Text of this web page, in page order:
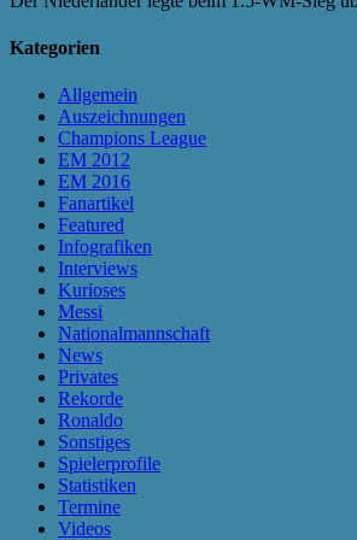
Kategorien
Allgemein
Auszeichnungen
Champions League
EM 2012
EM 2016
Fanartikel
Featured
Infografiken
Interviews
Kurioses
Messi
Nationalmannschaft
News
Privates
Rekorde
Ronaldo
Sonstiges
Spielerprofile
Statistiken
Termine
Videos